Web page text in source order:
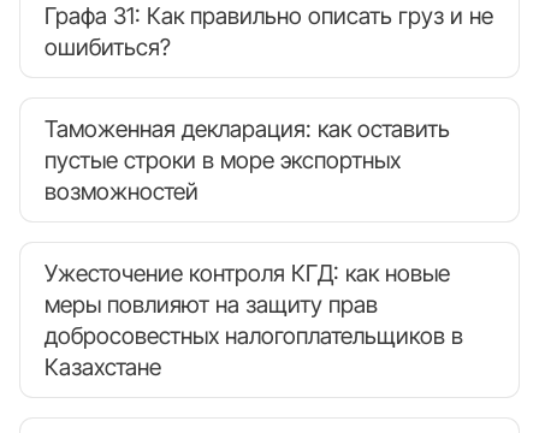
Графа 31: Как правильно описать груз и не
ошибиться?
Таможенная декларация: как оставить
пустые строки в море экспортных
возможностей
Ужесточение контроля КГД: как новые
меры повлияют на защиту прав
добросовестных налогоплательщиков в
Казахстане